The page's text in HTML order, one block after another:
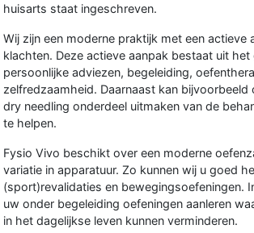
huisarts staat ingeschreven.
Wij zijn een moderne praktijk met een actieve
klachten. Deze actieve aanpak bestaat uit het
persoonlijke adviezen, begeleiding,
zelfredzaamheid. Daarnaast kan
dry needling onderdeel uitmaken van de
te helpen.
Fysio Vivo beschikt over een moderne
variatie in apparatuur. Zo kunnen wij u goed
(sport)revalidaties en bewegingsoefeningen.
uw onder begeleiding oefeningen aanleren
in het dagelijkse leven kunnen verminderen.